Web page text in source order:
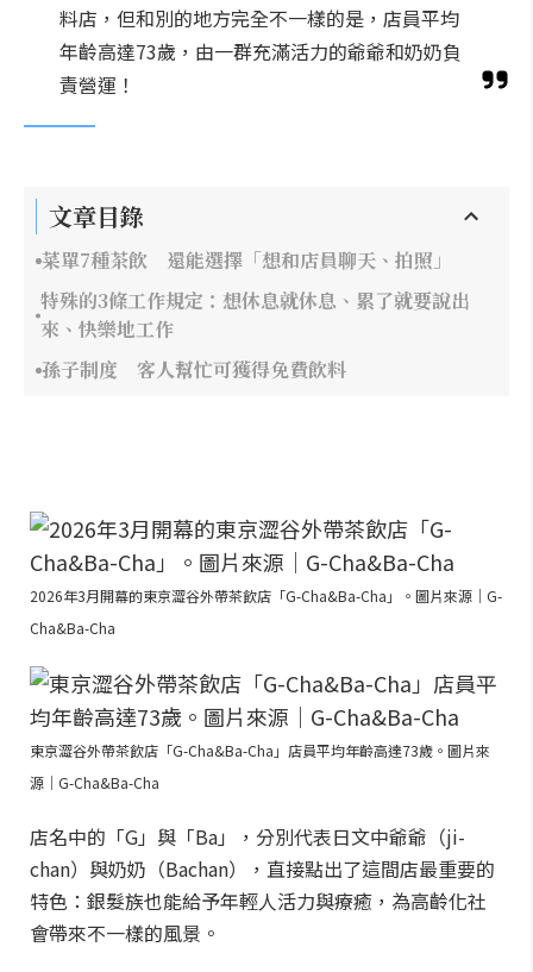
料店，但和別的地方完全不一樣的是，店員平均
年齡高達73歲，由一群充滿活力的爺爺和奶奶負
責營運！
文章目錄
菜單7種茶飲 還能選擇「想和店員聊天、拍照」
特殊的3條工作規定：想休息就休息、累了就要說出
來、快樂地工作
孫子制度 客人幫忙可獲得免費飲料
2026年3月開幕的東京澀谷外帶茶飲店「G-Cha&Ba-Cha」。圖片來源｜G-
Cha&Ba-Cha
東京澀谷外帶茶飲店「G-Cha&Ba-Cha」店員平均年齡高達73歲。圖片來
源｜G-Cha&Ba-Cha
店名中的「G」與「Ba」，分別代表日文中爺爺（ji-
chan）與奶奶（Bachan），直接點出了這間店最重要的
特色：銀髮族也能給予年輕人活力與療癒，為高齡化社
會帶來不一樣的風景。